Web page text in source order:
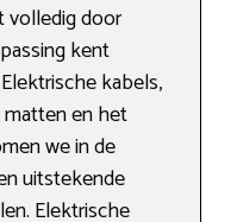
volledig door
kent
kabels,
en het
we in de
uitstekende
Elektrische